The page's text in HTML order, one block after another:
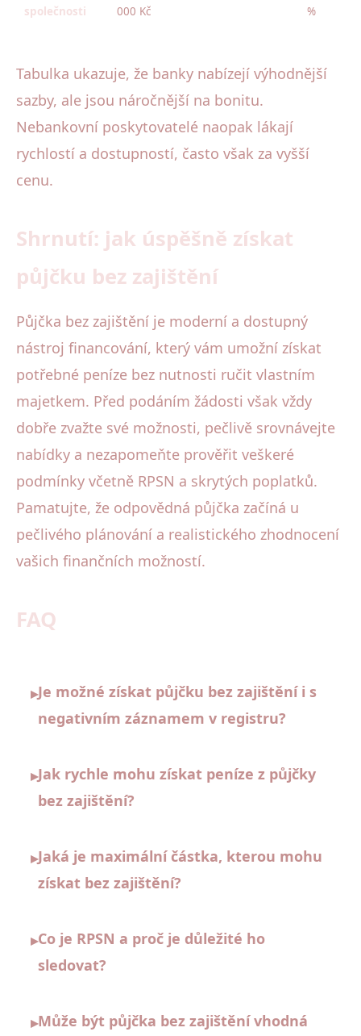
společnosti
000 Kč
%
Tabulka ukazuje, že banky nabízejí výhodnější
sazby, ale jsou náročnější na bonitu.
Nebankovní poskytovatelé naopak lákají
rychlostí a dostupností, často však za vyšší
cenu.
Shrnutí: jak úspěšně získat
půjčku bez zajištění
Půjčka bez zajištění je moderní a dostupný
nástroj financování, který vám umožní získat
potřebné peníze bez nutnosti ručit vlastním
majetkem. Před podáním žádosti však vždy
dobře zvažte své možnosti, pečlivě srovnávejte
nabídky a nezapomeňte prověřit veškeré
podmínky včetně RPSN a skrytých poplatků.
Pamatujte, že odpovědná půjčka začíná u
pečlivého plánování a realistického zhodnocení
vašich finančních možností.
FAQ
▸Je možné získat půjčku bez zajištění i s
negativním záznamem v registru?
▸Jak rychle mohu získat peníze z půjčky
bez zajištění?
▸Jaká je maximální částka, kterou mohu
získat bez zajištění?
▸Co je RPSN a proč je důležité ho
sledovat?
▸Může být půjčka bez zajištění vhodná